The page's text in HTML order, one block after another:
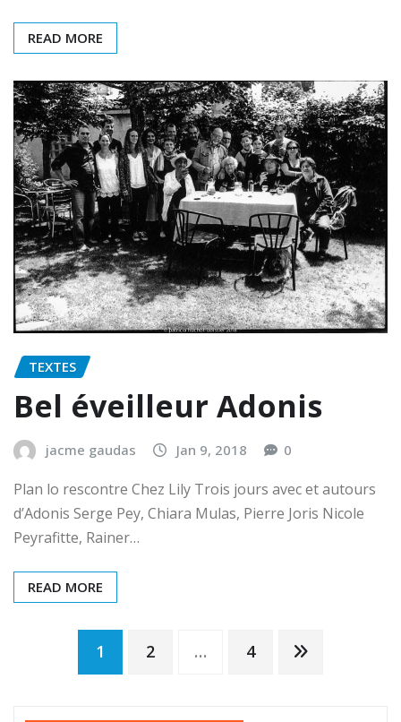
READ MORE
TEXTES
Bel éveilleur Adonis
jacme gaudas Jan 9, 2018 0
Plan lo rescontre Chez Lily Trois jours avec et autours
d’Adonis Serge Pey, Chiara Mulas, Pierre Joris Nicole
Peyrafitte, Rainer…
READ MORE
Navigation
des
1 2 … 4